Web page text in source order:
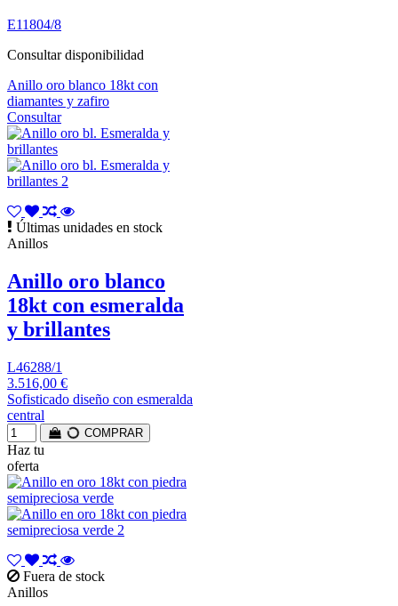
E11804/8
Consultar disponibilidad
Anillo oro blanco 18kt con
diamantes y zafiro
Consultar
Últimas unidades en stock
Anillos
Anillo oro blanco
18kt con esmeralda
y brillantes
L46288/1
3.516,00 €
Sofisticado diseño con esmeralda
central
COMPRAR
Haz tu
oferta
Fuera de stock
Anillos